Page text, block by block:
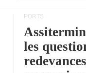
PORTS
les